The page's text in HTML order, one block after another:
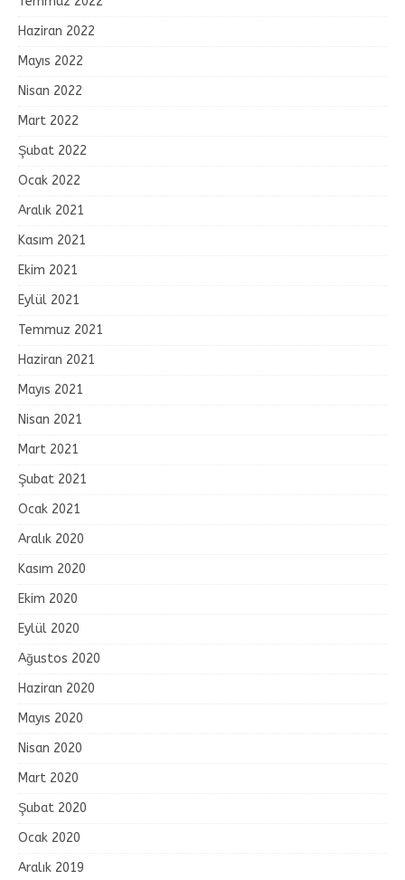
Haziran 2022
Mayıs 2022
Nisan 2022
Mart 2022
Şubat 2022
Ocak 2022
Aralık 2021
Kasım 2021
Ekim 2021
Eylül 2021
Temmuz 2021
Haziran 2021
Mayıs 2021
Nisan 2021
Mart 2021
Şubat 2021
Ocak 2021
Aralık 2020
Kasım 2020
Ekim 2020
Eylül 2020
Ağustos 2020
Haziran 2020
Mayıs 2020
Nisan 2020
Mart 2020
Şubat 2020
Ocak 2020
Aralık 2019